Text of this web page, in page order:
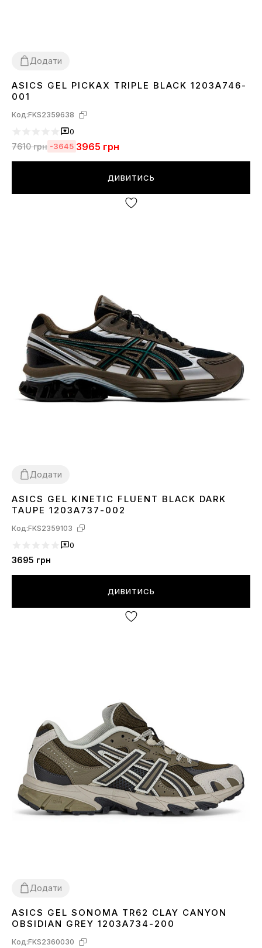
Додати
36 4041 4243 44 45
ASICS GEL PICKAX TRIPLE BLACK 1203A746-
001
Код:FKS2359638
0
7610грн -3645 3965 грн
ДИВИТИСЬ
Додати
40 4142 4445
ASICS GEL KINETIC FLUENT BLACK DARK
TAUPE 1203A737-002
Код:FKS2359103
0
3695 грн
ДИВИТИСЬ
Додати
36 37383940 41 424344
ASICS GEL SONOMA TR62 CLAY CANYON
OBSIDIAN GREY 1203A734-200
Код:FKS2360030